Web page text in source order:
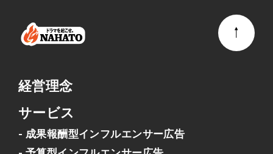
経営理念
サービス
- 成果報酬型インフルエンサー広告